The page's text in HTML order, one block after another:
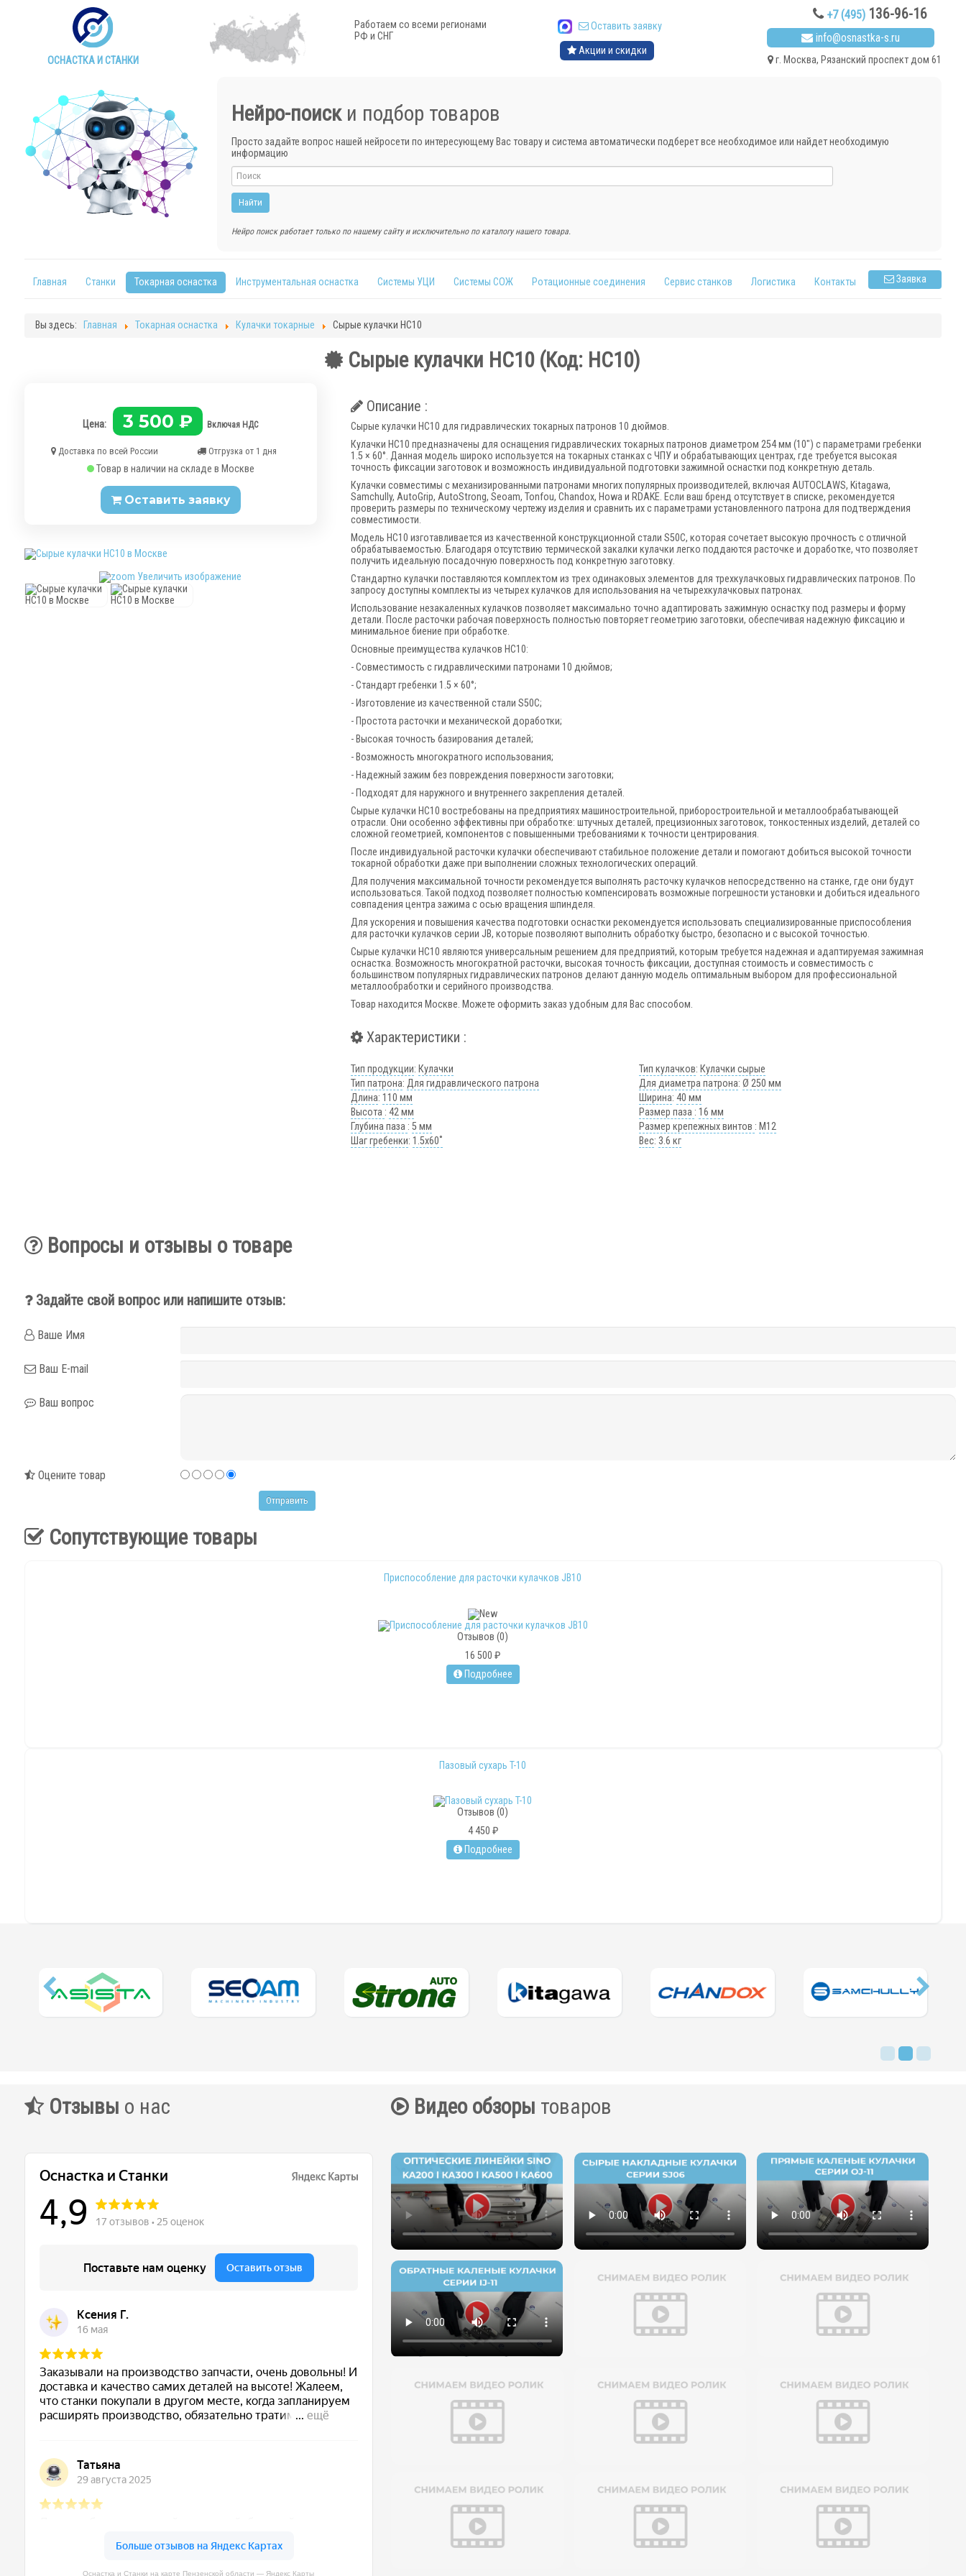
ОСНАСТКА И СТАНКИ
Работаем со всеми регионами
РФ и СНГ
Оставить заявку
Акции и скидки
+7 (495) 136-96-16
info@osnastka-s.ru
г. Москва, Рязанский проспект дом 61
Нейро-поиски подбор товаров
Просто задайте вопрос нашей нейросети по интересующему Вас товару и система автоматически подберет все необходимое или найдет необходимую
информацию
Нейро поиск работает только по нашему сайту и исключительно по каталогу нашего товара.
Главная Станки Токарная оснастка Инструментальная оснастка Системы УЦИ Системы СОЖ Ротационные соединения Сервис станков Логистика Контакты Заявка
Вы здесь: Главная Токарная оснастка Кулачки токарные Сырые кулачки HC10
Сырые кулачки HC10 (Код: HC10)
Цена: 3 500 ₽ Включая НДС
Доставка по всей России Отгрузка от 1 дня
Товар в наличии на складе в Москве
Оставить заявку
Увеличить изображение
Описание :
Сырые кулачки HC10 для гидравлических токарных патронов 10 дюймов.
Кулачки HC10 предназначены для оснащения гидравлических токарных патронов диаметром 254 мм (10") с параметрами гребенки
1.5 × 60°. Данная модель широко используется на токарных станках с ЧПУ и обрабатывающих центрах, где требуется высокая
точность фиксации заготовок и возможность индивидуальной подготовки зажимной оснастки под конкретную деталь.
Кулачки совместимы с механизированными патронами многих популярных производителей, включая AUTOCLAWS, Kitagawa,
Samchully, AutoGrip, AutoStrong, Seoam, Tonfou, Chandox, Howa и RDAKE. Если ваш бренд отсутствует в списке, рекомендуется
проверить размеры по техническому чертежу изделия и сравнить их с параметрами установленного патрона для подтверждения
совместимости.
Модель HC10 изготавливается из качественной конструкционной стали S50C, которая сочетает высокую прочность с отличной
обрабатываемостью. Благодаря отсутствию термической закалки кулачки легко поддаются расточке и доработке, что позволяет
получить идеальную посадочную поверхность под конкретную заготовку.
Стандартно кулачки поставляются комплектом из трех одинаковых элементов для трехкулачковых гидравлических патронов. По
запросу доступны комплекты из четырех кулачков для использования на четырехкулачковых патронах.
Использование незакаленных кулачков позволяет максимально точно адаптировать зажимную оснастку под размеры и форму
детали. После расточки рабочая поверхность полностью повторяет геометрию заготовки, обеспечивая надежную фиксацию и
минимальное биение при обработке.
Основные преимущества кулачков HC10:
- Совместимость с гидравлическими патронами 10 дюймов;
- Стандарт гребенки 1.5 × 60°;
- Изготовление из качественной стали S50C;
- Простота расточки и механической доработки;
- Высокая точность базирования деталей;
- Возможность многократного использования;
- Надежный зажим без повреждения поверхности заготовки;
- Подходят для наружного и внутреннего закрепления деталей.
Сырые кулачки HC10 востребованы на предприятиях машиностроительной, приборостроительной и металлообрабатывающей
отрасли. Они особенно эффективны при обработке: штучных деталей, прецизионных заготовок, тонкостенных изделий, деталей со
сложной геометрией, компонентов с повышенными требованиями к точности центрирования.
После индивидуальной расточки кулачки обеспечивают стабильное положение детали и помогают добиться высокой точности
токарной обработки даже при выполнении сложных технологических операций.
Для получения максимальной точности рекомендуется выполнять расточку кулачков непосредственно на станке, где они будут
использоваться. Такой подход позволяет полностью компенсировать возможные погрешности установки и добиться идеального
совпадения центра зажима с осью вращения шпинделя.
Для ускорения и повышения качества подготовки оснастки рекомендуется использовать специализированные приспособления
для расточки кулачков серии JB, которые позволяют выполнить обработку быстро, безопасно и с высокой точностью.
Сырые кулачки HC10 являются универсальным решением для предприятий, которым требуется надежная и адаптируемая зажимная
оснастка. Возможность многократной расточки, высокая точность фиксации, доступная стоимость и совместимость с
большинством популярных гидравлических патронов делают данную модель оптимальным выбором для профессиональной
металлообработки и серийного производства.
Товар находится Москве. Можете оформить заказ удобным для Вас способом.
Характеристики :
Тип продукции:Кулачки Тип кулачков:Кулачки сырые
Тип патрона:Для гидравлического патрона Для диаметра патрона:Ø 250 мм
Длина: 110 мм Ширина:40 мм
Высота :42 мм Размер паза : 16 мм
Глубина паза :5 мм Размер крепежных винтов :М12
Шаг гребенки: 1.5х60˚ Вес:3.6 кг
Вопросы и отзывы о товаре
Задайте свой вопрос или напишите отзыв:
Ваше Имя
Ваш E-mail
Ваш вопрос
Оцените товар
Сопутствующие товары
Приспособление для расточки кулачков JB10
Отзывов (0)
16 500 ₽
Подробнее
Пазовый сухарь T-10
Отзывов (0)
4 450 ₽
Подробнее
Отзывы о нас
Оснастка и Станки на карте Пензенской области — Яндекс Карты
Видео обзоры товаров